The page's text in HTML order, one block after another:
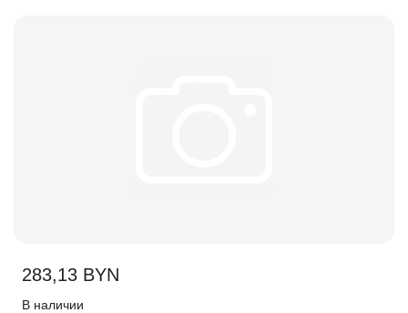
283,13 BYN
В наличии